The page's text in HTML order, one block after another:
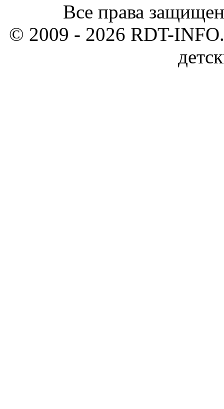
Все права
© 2009 - 2026 RDT-